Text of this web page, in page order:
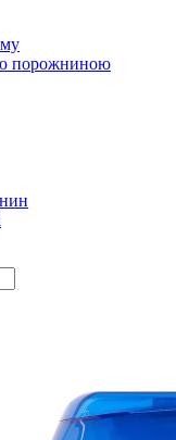
порожниною